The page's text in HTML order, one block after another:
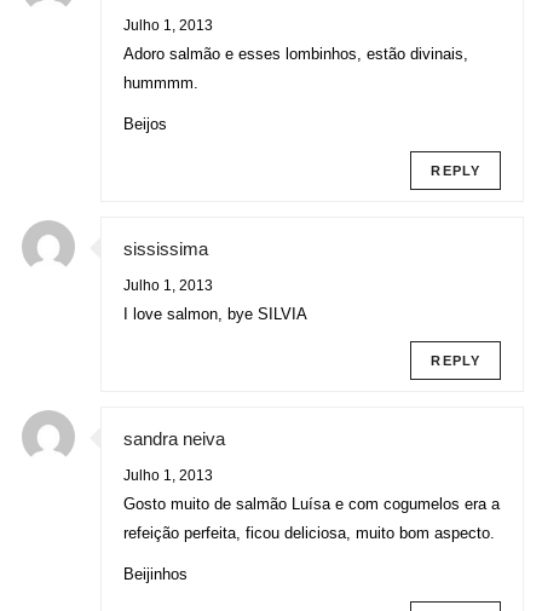
Julho 1, 2013
Adoro salmão e esses lombinhos, estão divinais,
hummmm.
Beijos
REPLY
sississima
Julho 1, 2013
I love salmon, bye SILVIA
REPLY
sandra neiva
Julho 1, 2013
Gosto muito de salmão Luísa e com cogumelos era a
refeição perfeita, ficou deliciosa, muito bom aspecto.
Beijinhos